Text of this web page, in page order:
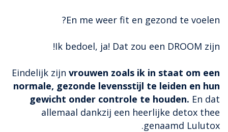
En me weer fit en gezond te voelen?
Ik bedoel, ja! Dat zou een DROOM zijn!
Eindelijk zijn vrouwen zoals ik in staat om een
normale, gezonde levensstijl te leiden en hun
gewicht onder controle te houden. En dat
allemaal dankzij een heerlijke detox thee
genaamd Lulutox.